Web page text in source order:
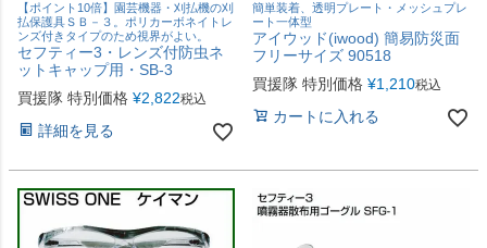
【ポイント10倍】園芸機器・刈払機の刈
払保護具ＳＢ－３。ポリカーボネイトレ
ンズ付きタイプのため視界がよい。
セフティー3・レンズ付防虫ネ
ットキャップ用・SB-3
買援隊 特別価格 ¥2,822税込
詳細を見る
簡単装着、透明プレート・メッシュプレ
ート一体型
アイウッド(iwood) 簡易防災面
フリーサイズ 90518
買援隊 特別価格 ¥1,210税込
カートに入れる